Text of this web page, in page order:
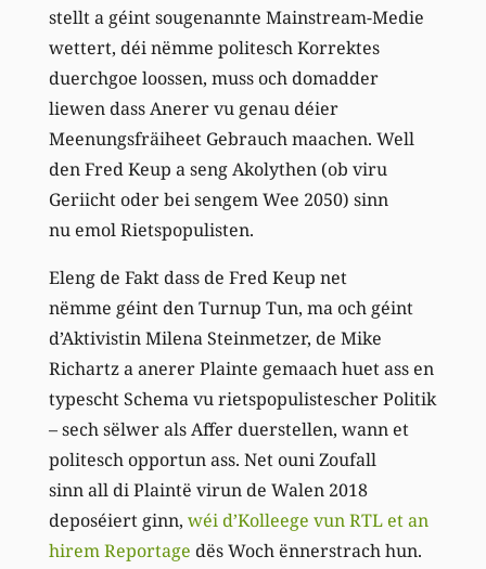
stellt a géint sougenannte Mainstream-Medie
wettert, déi nëmme politesch Korrektes
duerchgoe loossen, muss och domadder
liewen dass Anerer vu genau déier
Meenungsfräiheet Gebrauch maachen. Well
denFred Keup a seng Akolythen (ob viru
Geriicht oder bei sengem Wee 2050) sinn
nu emol Rietspopulisten.
Eleng de Fakt dass de Fred Keup net
nëmme géint den Turnup Tun, ma och géint
d’Aktivistin Milena Steinmetzer, de Mike
Richartz a anerer Plainte gemaach huet ass en
typescht Schema vu rietspopulistescher Politik
– sech sëlwer als Affer duerstellen, wann et
politesch opportun ass. Net ouni Zoufall
sinn all di Plaintë virun de Walen 2018
deposéiert ginn, wéi d’Kolleege vunRTL et an
hirem Reportage dës Woch ënnerstrach hun.